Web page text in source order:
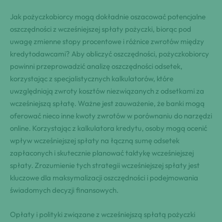
Jak pożyczkobiorcy mogą dokładnie oszacować potencjalne
oszczędności z wcześniejszej spłaty pożyczki, biorąc pod
uwagę zmienne stopy procentowe i różnice zwrotów między
kredytodawcami? Aby obliczyć oszczędności, pożyczkobiorcy
powinni przeprowadzić analizę oszczędności odsetek,
korzystając z specjalistycznych kalkulatorów, które
uwzględniają zwroty kosztów niezwiązanych z odsetkami za
wcześniejszą spłatę. Ważne jest zauważenie, że banki mogą
oferować nieco inne kwoty zwrotów w porównaniu do narzędzi
online. Korzystając z kalkulatora kredytu, osoby mogą ocenić
wpływ wcześniejszej spłaty na łączną sumę odsetek
zapłaconych i skutecznie planować taktykę wcześniejszej
spłaty. Zrozumienie tych strategii wcześniejszej spłaty jest
kluczowe dla maksymalizacji oszczędności i podejmowania
świadomych decyzji finansowych.
Opłaty i polityki związane z wcześniejszą spłatą pożyczki